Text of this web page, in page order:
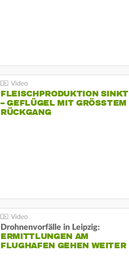
FLEISCHPRODUKTION SINKT
– GEFLÜGEL MIT GRÖSSTEM R
ÜCKGANG
Drohnenvorfälle in Leipzig:
ERMITTLUNGEN AM
FLUGHAFEN GEHEN WEITER